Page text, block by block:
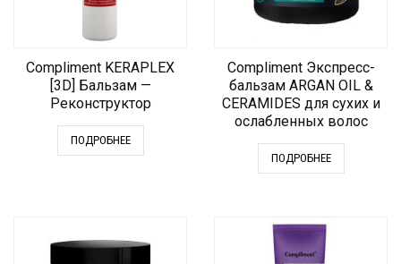
Compliment KERAPLEX
[3D] Бальзам —
Реконструктор
ПОДРОБНЕЕ
Compliment Экспресс-
бальзам АRGAN OIL &
CERAMIDES для сухих и
ослабленных волос
ПОДРОБНЕЕ